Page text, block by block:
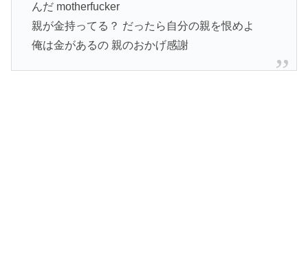
んだ motherfucker
親が金持ってる？ だったら自分の親を恨めよ
俺は金があるの 親のおかげ感謝